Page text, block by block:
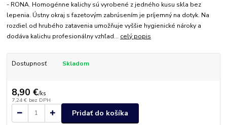
- RONA. Homogénne kalichy sú vyrobené z jedného kusu skla bez
lepenia. Ústny okraj s fazetovým zabrúsením je príjemný na dotyk. Na
rozdiel od hrubého zatavenia umožňuje vyššie hygienické nároky a
dodáva kalichu profesionálny vzhľad... celý popis
Dostupnosť Skladom
8,90 €/ks
7,24 € bez DPH
Pridať do košíka